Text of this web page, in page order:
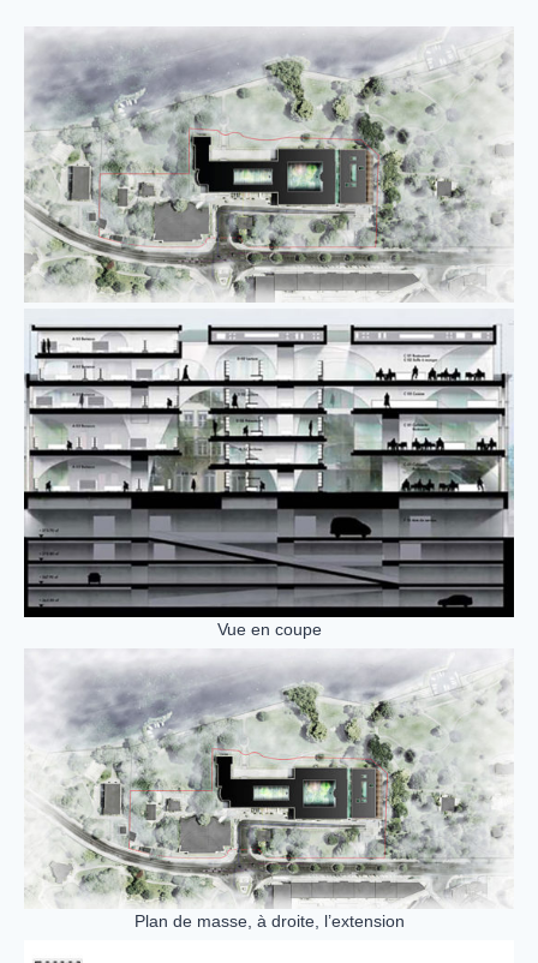
Vue en coupe
Plan de masse, à droite, l’extension